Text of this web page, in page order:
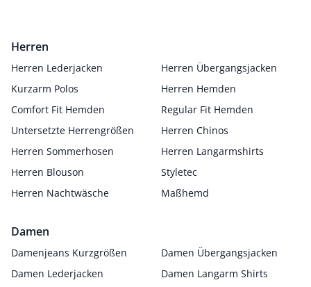
Herren
Herren Lederjacken
Herren Übergangsjacken
Kurzarm Polos
Herren Hemden
Comfort Fit Hemden
Regular Fit Hemden
Untersetzte Herrengrößen
Herren Chinos
Herren Sommerhosen
Herren Langarmshirts
Herren Blouson
Styletec
Herren Nachtwäsche
Maßhemd
Damen
Damenjeans Kurzgrößen
Damen Übergangsjacken
Damen Lederjacken
Damen Langarm Shirts